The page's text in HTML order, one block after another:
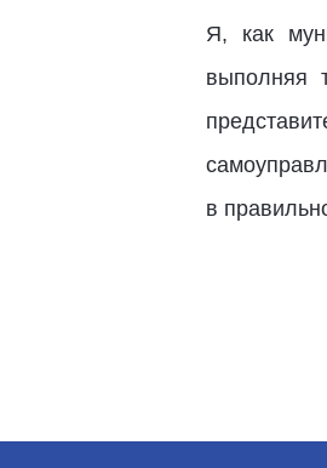
Я, как
выполняя
в